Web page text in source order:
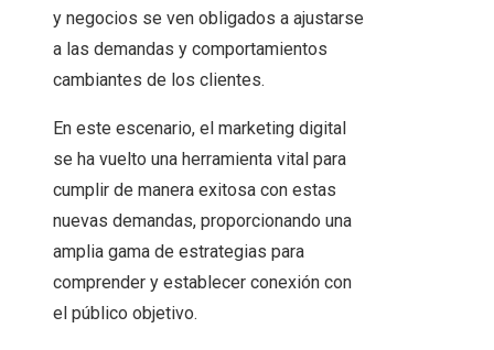
y negocios se ven obligados a ajustarse
a las demandas y comportamientos
cambiantes de los clientes.
En este escenario, el marketing digital
se ha vuelto una herramienta vital para
cumplir de manera exitosa con estas
nuevas demandas, proporcionando una
amplia gama de estrategias para
comprender y establecer conexión con
el público objetivo.